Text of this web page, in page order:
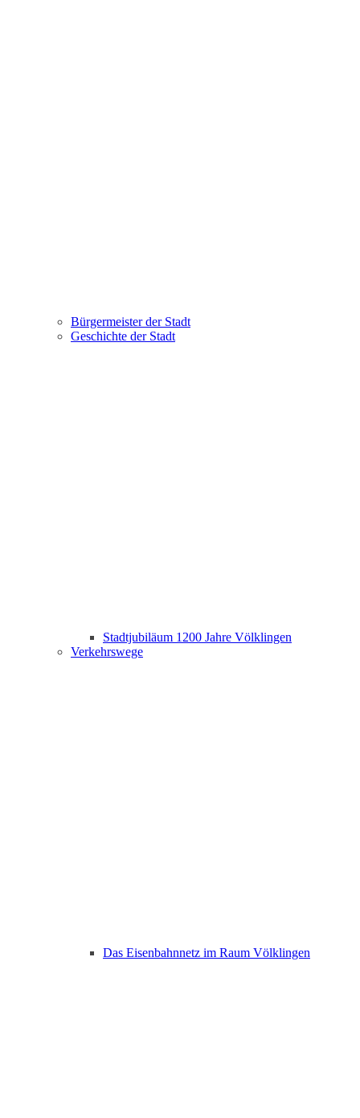
Bürgermeister der Stadt
Geschichte der Stadt
Stadtjubiläum 1200 Jahre Völklingen
Verkehrswege
Das Eisenbahnnetz im Raum Völklingen